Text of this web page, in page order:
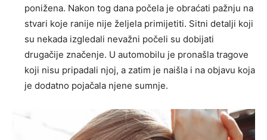
ponižena. Nakon tog dana počela je obraćati pažnju na
stvari koje ranije nije željela primijetiti. Sitni detalji koji
su nekada izgledali nevažni počeli su dobijati
drugačije značenje. U automobilu je pronašla tragove
koji nisu pripadali njoj, a zatim je naišla i na objavu koja
je dodatno pojačala njene sumnje.